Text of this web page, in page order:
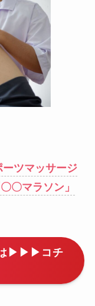
ーツマッサージ
〇マラソン」
は▶▶▶コチ